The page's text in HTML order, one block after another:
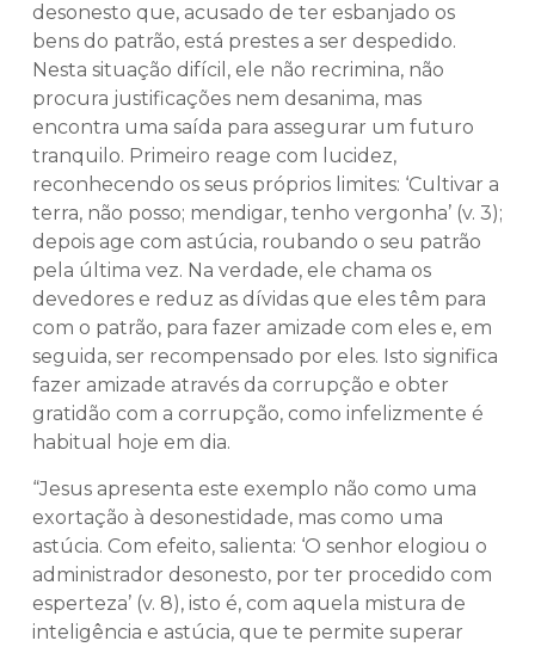
desonesto que, acusado de ter esbanjado os
bens do patrão, está prestes a ser despedido.
Nesta situação difícil, ele não recrimina, não
procura justificações nem desanima, mas
encontra uma saída para assegurar um futuro
tranquilo. Primeiro reage com lucidez,
reconhecendo os seus próprios limites: ‘Cultivar a
terra, não posso; mendigar, tenho vergonha’ (v. 3);
depois age com astúcia, roubando o seu patrão
pela última vez. Na verdade, ele chama os
devedores e reduz as dívidas que eles têm para
com o patrão, para fazer amizade com eles e, em
seguida, ser recompensado por eles. Isto significa
fazer amizade através da corrupção e obter
gratidão com a corrupção, como infelizmente é
habitual hoje em dia.
“Jesus apresenta este exemplo não como uma
exortação à desonestidade, mas como uma
astúcia. Com efeito, salienta: ‘O senhor elogiou o
administrador desonesto, por ter procedido com
esperteza’ (v. 8), isto é, com aquela mistura de
inteligência e astúcia, que te permite superar